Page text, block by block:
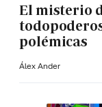
El misterio
polémicas
Álex Ander